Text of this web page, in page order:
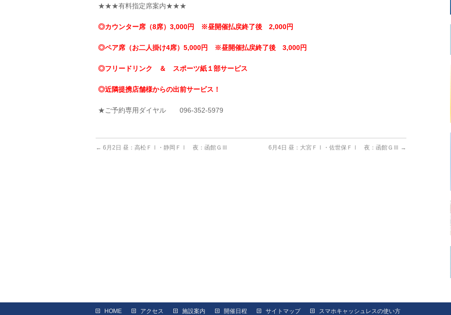
★★★有料指定席案内★★★
◎カウンター席（8席）3,000円 ※昼開催払戻終了後 2,000円
◎ペア席（お二人掛け4席）5,000円 ※昼開催払戻終了後 3,000円
◎フリードリンク ＆ スポーツ紙１部サービス
◎近隣提携店舗様からの出前サービス！
★ご予約専用ダイヤル 096-352-5979
← 6月2日 昼：高松ＦⅠ・静岡ＦⅠ 夜：函館ＧⅢ 6月4日 昼：大宮ＦⅠ・佐世保ＦⅠ 夜：函館ＧⅢ →
HOME アクセス 施設案内 開催日程 サイトマップ スマホキャッシュレスの使い方